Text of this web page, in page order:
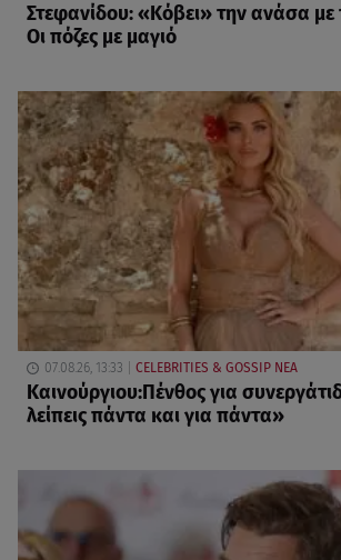
Στεφανίδου: «Κόβει» την ανάσα
Οι πόζες με μαγιό
07.08.26, 13:33 CELEBRITIES & GOSSIP ΝΕΑ
Καινούργιου:Πένθος για
λείπεις πάντα και για πάντα»